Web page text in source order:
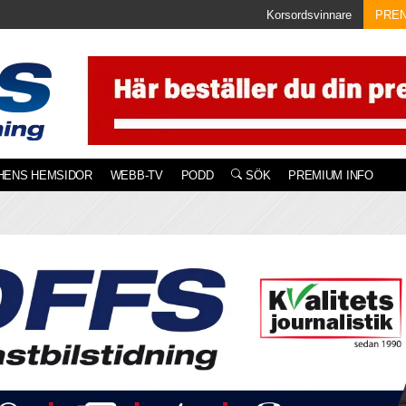
Korsordsvinnare
HEMSIDOR WEBB-TV PODD SÖK PREMIUM INFO